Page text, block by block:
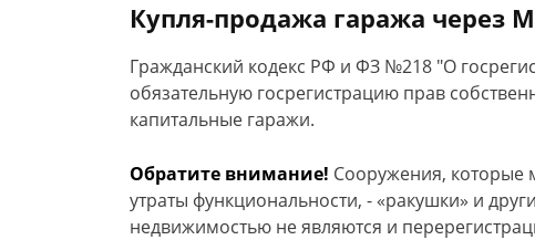
Купля-продажа гаража через
Гражданский кодекс РФ и ФЗ №218 "О
обязательную госрегистрацию прав
капитальные гаражи.
Обратите внимание! Сооружения, которые
утраты функциональности, - «ракушки» и
недвижимостью не являются и